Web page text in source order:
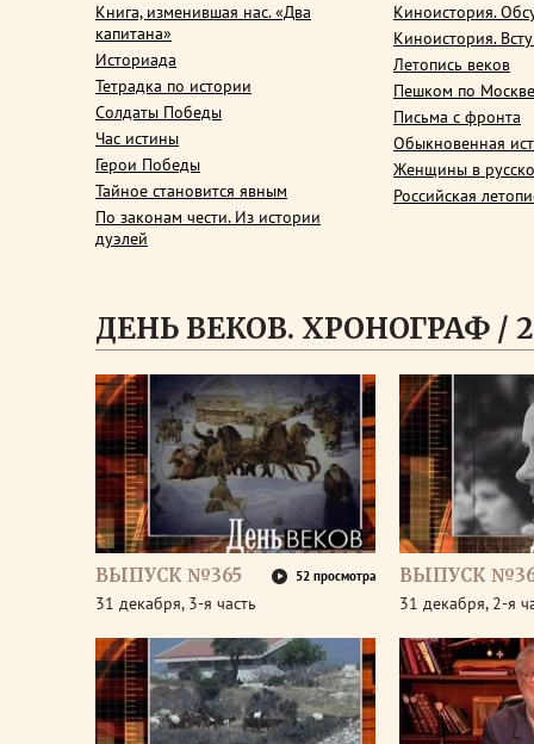
Книга, изменившая нас. «Два
капитана»
Историада
Тетрадка по истории
Солдаты Победы
Час истины
Герои Победы
Тайное становится явным
По законам чести. Из истории
дуэлей
Киноистория.
Киноистория.
Летопись веков
Пешком по Москве
Письма с фронта
Обыкновенная
Женщины в
Российская
ДЕНЬ ВЕКОВ. ХРОНОГРАФ /
ВЫПУСК №365 52 просмотра
31 декабря, 3-я часть
ВЫПУСК
31 декабря, 2-я